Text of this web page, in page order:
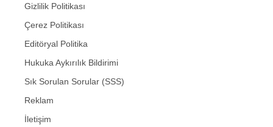
Gizlilik Politikası
Çerez Politikası
Editöryal Politika
Hukuka Aykırılık Bildirimi
Sık Sorulan Sorular (SSS)
Reklam
İletişim